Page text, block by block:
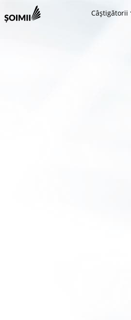
Câștigătorii